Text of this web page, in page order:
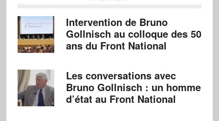
Intervention de Bruno
Gollnisch au colloque des 50
ans du Front National
Les conversations avec
Bruno Gollnisch : un homme
d’état au Front National